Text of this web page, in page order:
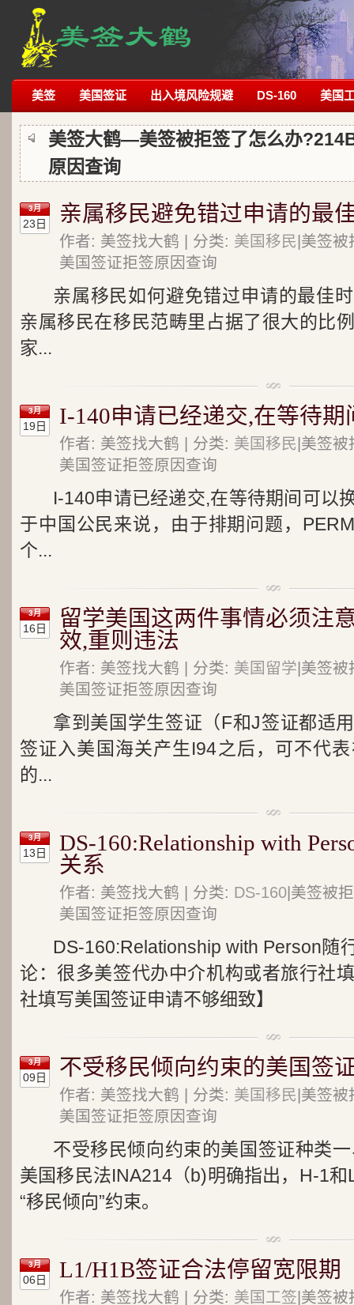
美签 美国签证 出入境风险规避 DS-160 美国
美签大鹤—美签被拒签了怎么办
原因查询
3月
23日 亲属移民避免错过申请的最
作者: 美签找大鹤 | 分类: 美国移民 |美签
美国签证拒签原因查询
亲属移民如何避免错过申请的最佳
亲属移民在移民范畴里占据了很大的比
家...
3月
19日 I-140申请已经递交,在等待期
作者: 美签找大鹤 | 分类: 美国移民 |美签
美国签证拒签原因查询
I-140申请已经递交,在等待期间可以
于中国公民来说，由于排期问题，
个...
3月
16日
留学美国这两件事情必须注
效,重则违法
作者: 美签找大鹤 | 分类: 美国留学 |美签
美国签证拒签原因查询
拿到美国学生签证（F和J签证都适
签证入美国海关产生I94之后，可不代
的...
3月
13日
DS-160:Relationship with
关系
作者: 美签找大鹤 | 分类: DS-160 |美签被
美国签证拒签原因查询
DS-160:Relationship with Person随
论：很多美签代办中介机构或者旅行社
社填写美国签证申请不够细致】
3月
09日 不受移民倾向约束的美国签
作者: 美签找大鹤 | 分类: 美国移民 |美签
美国签证拒签原因查询
不受移民倾向约束的美国签证种类
美国移民法INA214（b)明确指出，H-1
“移民倾向”约束。
3月
06日 L1/H1B签证合法停留宽限期
作者: 美签找大鹤 | 分类: 美国工签 |美签